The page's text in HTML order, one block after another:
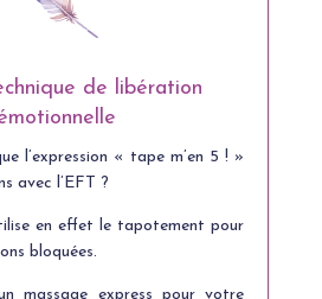
de libération
l’expression « tape m’en 5 ! »
avec l’EFT ?
en effet le tapotement pour
bloquées.
massage express pour votre